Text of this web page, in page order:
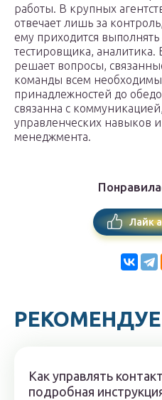
работы. В крупных
отвечает лишь за
ему приходится
тестировщика, аналитика.
решает вопросы,
команды всем
принадлежностей до
связанна с
управленческих навыков
менеджмента.
Лайк
Как управлять
подробная